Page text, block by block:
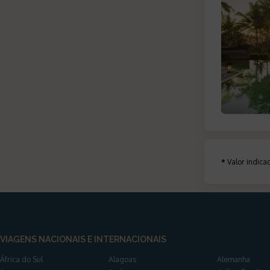
* Valor
VIAGENS NACIONAIS E INTERNACIONAIS
África do Sul Alagoas
Alemanha